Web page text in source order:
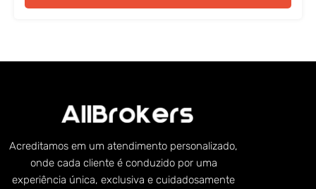
Acreditamos em um atendimento personalizado,
onde cada cliente é conduzido por uma
experiência única, exclusiva e cuidadosamente